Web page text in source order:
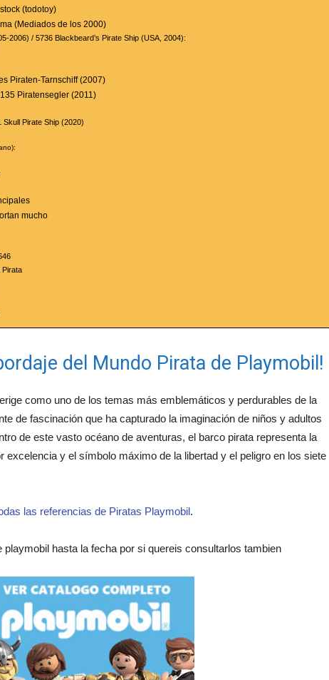
(todotoy)
(Mediados de los 2000)
2006) / 5736 Blackbeard’s Pirate Ship (USA, 2004):
Piraten-Tarnschiff (2007)
Piratensegler (2011)
Skull Pirate Ship (2020)
mucho
Pirata
del Mundo Pirata de Playmobil!
como uno de los temas más emblemáticos y perdurables de la
de fascinación que ha capturado la imaginación de niños y adultos
de este vasto océano de aventuras, el barco pirata representa la
excelencia y el símbolo máximo de la libertad y el peligro en los siete
las referencias de Piratas Playmobil.
hasta la fecha por si quereis consultarlos tambien